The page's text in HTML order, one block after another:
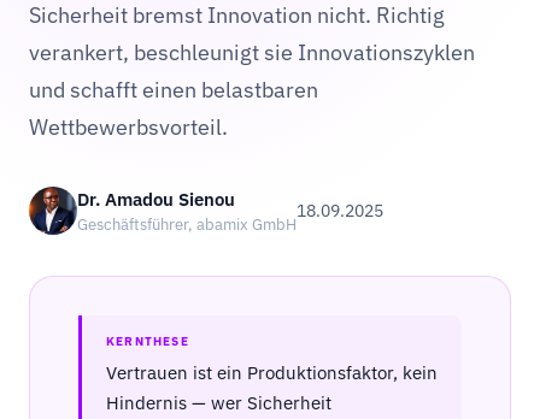
Sicherheit bremst Innovation nicht. Richtig
verankert, beschleunigt sie Innovationszyklen
und schafft einen belastbaren
Wettbewerbsvorteil.
Dr. Amadou Sienou
Geschäftsführer, abamix GmbH
18.09.2025
KERNTHESE
Vertrauen ist ein Produktionsfaktor, kein
Hindernis — wer Sicherheit